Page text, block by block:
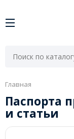
Главная
Паспорта
и статьи